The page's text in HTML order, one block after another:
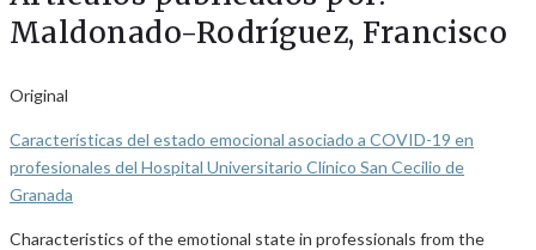
Maldonado-Rodríguez, Francisco
Original
Características del estado emocional asociado a COVID-19 en
profesionales del Hospital Universitario Clínico San Cecilio de
Granada
Characteristics of the emotional state in professionals from the